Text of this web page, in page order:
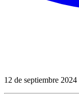
12 de septiembre 2024